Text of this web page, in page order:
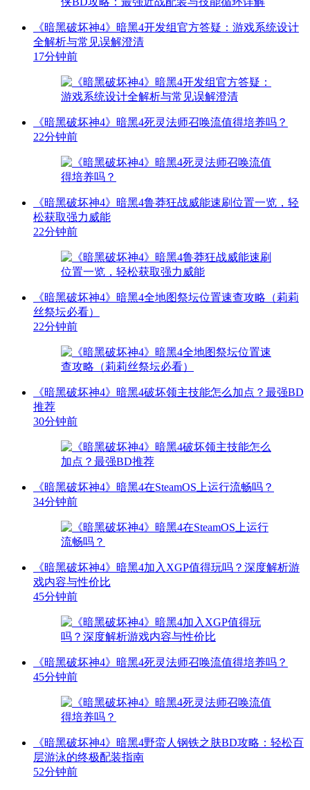
《暗黑破坏神4》暗黑4开发组官方答疑：游戏系统设计
全解析与常见误解澄清
17分钟前
《暗黑破坏神4》暗黑4死灵法师召唤流值得培养吗？
22分钟前
《暗黑破坏神4》暗黑4鲁莽狂战威能速刷位置一览，轻
松获取强力威能
22分钟前
《暗黑破坏神4》暗黑4全地图祭坛位置速查攻略（莉莉
丝祭坛必看）
22分钟前
《暗黑破坏神4》暗黑4破坏领主技能怎么加点？最强BD
推荐
30分钟前
《暗黑破坏神4》暗黑4在SteamOS上运行流畅吗？
34分钟前
《暗黑破坏神4》暗黑4加入XGP值得玩吗？深度解析游
戏内容与性价比
45分钟前
《暗黑破坏神4》暗黑4死灵法师召唤流值得培养吗？
45分钟前
《暗黑破坏神4》暗黑4野蛮人钢铁之肤BD攻略：轻松百
层游泳的终极配装指南
52分钟前